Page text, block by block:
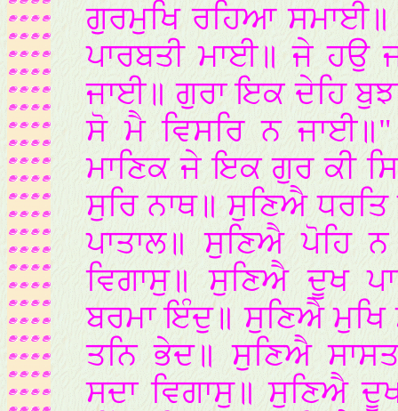
ਗੁਰਮੁਖਿ ਰਹਿਆ
ਪਾਰਬਤੀ ਮਾਈ॥ ਜੇ ਹਉ
ਜਾਈ॥ ਗੁਰਾ ਇਕ ਦੇਹਿ
ਸੋ ਮੈ ਵਿਸਰਿ ਨ
ਮਾਣਿਕ ਜੇ ਇਕ ਗੁਰ ਕੀ
ਸੁਰਿ ਨਾਥ॥ ਸੁਣਿਐ
ਪਾਤਾਲ॥ ਸੁਣਿਐ ਪੋਹਿ
ਵਿਗਾਸੁ॥ ਸੁਣਿਐ ਦੂਖ
ਬਰਮਾ ਇੰਦੁ॥ ਸੁਣਿਐ ਮੁਖਿ
ਤਨਿ ਭੇਦ॥ ਸੁਣਿਐ
ਸਦਾ ਵਿਗਾਸੁ॥ ਸੁਣਿਐ